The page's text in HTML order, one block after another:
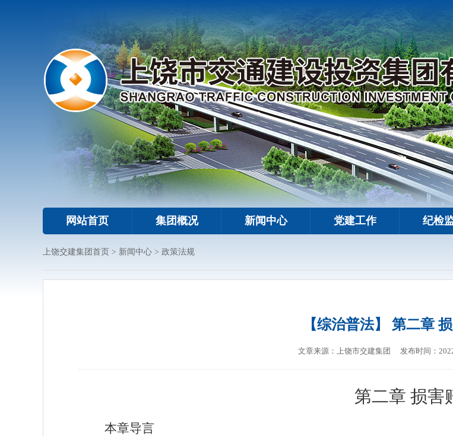
网站首页 集团概况 新闻中心 党建工作 纪检
上饶交建集团首页 > 新闻中心 > 政策法规
【综治普法】 第二章
文章来源： 上饶市交建集团 发布时间：
第二章 损害
本章导言